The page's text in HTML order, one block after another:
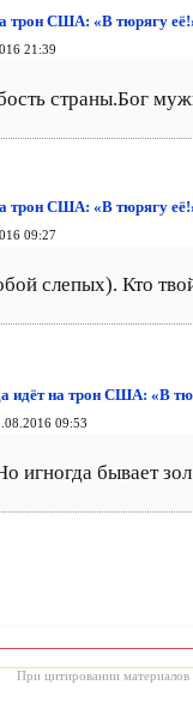
трон США: «В тюрягу
21:39
страны.Бог
трон США: «В тюрягу
09:27
слепых). Кто
идёт на трон США: «В
09:53
бывает
При цитировании материалов